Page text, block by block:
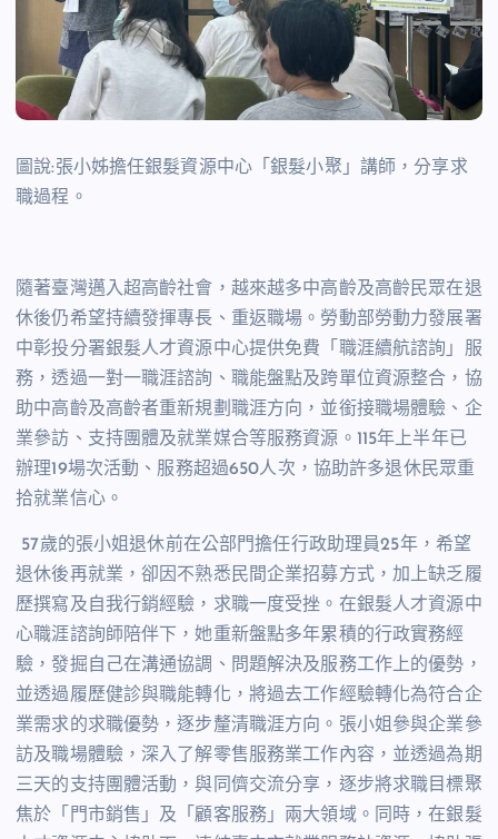
圖說:張小姊擔任銀髮資源中心「銀髮小聚」講師，分享求
職過程。
隨著臺灣邁入超高齡社會，越來越多中高齡及高齡民眾在退
休後仍希望持續發揮專長、重返職場。勞動部勞動力發展署
中彰投分署銀髮人才資源中心提供免費「職涯續航諮詢」服
務，透過一對一職涯諮詢、職能盤點及跨單位資源整合，協
助中高齡及高齡者重新規劃職涯方向，並銜接職場體驗、企
業參訪、支持團體及就業媒合等服務資源。 115年上半年已
辦理19場次活動、服務超過650人次，協助許多退休民眾重
拾就業信心。
57歲的張小姐退休前在公部門擔任行政助理員25年，希望
退休後再就業，卻因不熟悉民間企業招募方式，加上缺乏履
歷撰寫及自我行銷經驗，求職一度受挫。在銀髮人才資源中
心職涯諮詢師陪伴下，她重新盤點多年累積的行政實務經
驗，發掘自己在溝通協調、問題解決及服務工作上的優勢，
並透過履歷健診與職能轉化，將過去工作經驗轉化為符合企
業需求的求職優勢，逐步釐清職涯方向。張小姐參與企業參
訪及職場體驗，深入了解零售服務業工作內容，並透過為期
三天的支持團體活動，與同儕交流分享，逐步將求職目標聚
焦於「門市銷售」及「顧客服務」兩大領域。同時，在銀髮